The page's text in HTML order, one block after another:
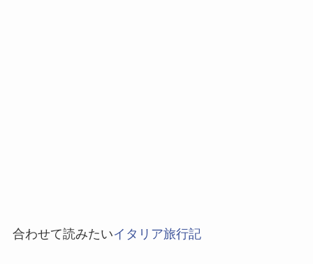
合わせて読みたいイタリア旅行記